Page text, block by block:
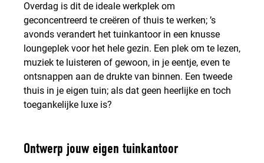
Overdag is dit de ideale werkplek om
geconcentreerd te creëren of thuis te werken; ’s
avonds verandert het tuinkantoor in een knusse
loungeplek voor het hele gezin. Een plek om te lezen,
muziek te luisteren of gewoon, in je eentje, even te
ontsnappen aan de drukte van binnen. Een tweede
thuis in je eigen tuin; als dat geen heerlijke en toch
toegankelijke luxe is?
Ontwerp jouw eigen tuinkantoor